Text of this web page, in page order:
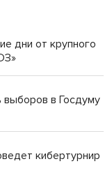
селе лошади
врачей
вошли в топ-16
дни от крупного
выборов в Госдуму
кибертурнир